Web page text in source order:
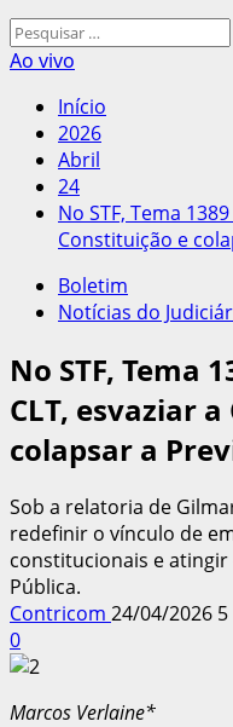
Pesquisar
por:
Ao vivo
Início
2026
Abril
24
No STF, Tema
Constituição e
Boletim
Notícias do
No STF, Tema
CLT, esvaziar
colapsar a
Sob a relatoria de
redefinir o vínculo de
constitucionais e
Pública.
Contricom 24/04/2026
0
Marcos Verlaine*